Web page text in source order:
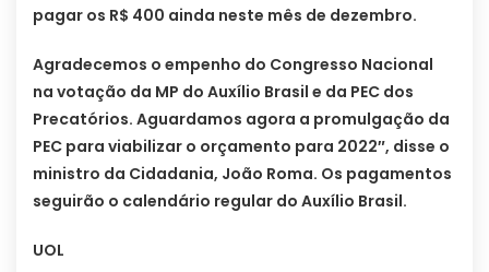
pagar os R$ 400 ainda neste mês de dezembro.
Agradecemos o empenho do Congresso Nacional
na votação da MP do Auxílio Brasil e da PEC dos
Precatórios. Aguardamos agora a promulgação da
PEC para viabilizar o orçamento para 2022″, disse o
ministro da Cidadania, João Roma. Os pagamentos
seguirão o calendário regular do Auxílio Brasil.
UOL